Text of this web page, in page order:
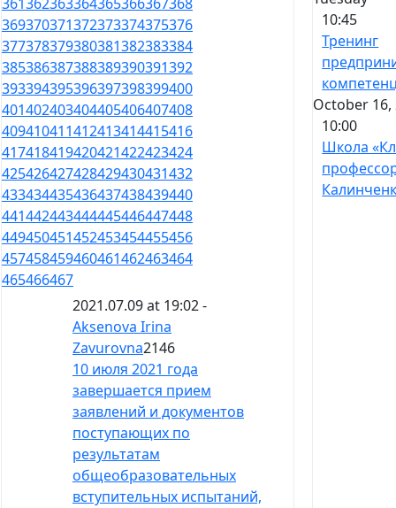
369370371372373374375376
377378379380381382383384
385386387388389390391392
393394395396397398399400
401402403404405406407408
409410411412413414415416
417418419420421422423424
425426427428429430431432
433434435436437438439440
441442443444445446447448
449450451452453454455456
457458459460461462463464
465466467
2021.07.09 at 19:02 -
Aksenova Irina
Zavurovna2146
10 июля 2021 года
завершается прием
заявлений и документов
поступающих по
результатам
общеобразовательных
вступительных испытаний,
10:45
Тренинг
October 16,
10:00
Школа